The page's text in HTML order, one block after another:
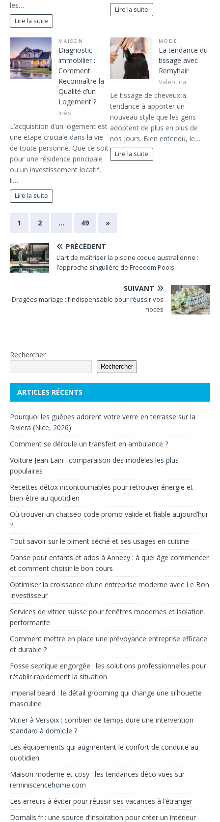
les…
Lire la suite
Lire la suite
MAISON
Diagnostic
immobilier :
Comment
Reconnaître la
Qualité d’un
Logement ?
Inès
L’acquisition d’un logement est
une étape cruciale dans la vie
de toute personne. Que ce soit
pour une résidence principale
ou un investissement locatif,
il…
Lire la suite
MODE
La tendance du
tissage avec
Remyhair
Valentina
Le tissage de cheveux a
tendance à apporter un
nouveau style que les gens
adoptent de plus en plus de
nos jours. Bien entendu, le…
Lire la suite
1 2 … 49 »
PRÉCÉDENT
L’art de maîtriser la piscine coque australienne :
l’approche singulière de Freedom Pools
SUIVANT
Dragées mariage : l’indispensable pour réussir vos
noces
Rechercher
Rechercher
ARTICLES RÉCENTS
Pourquoi les guêpes adorent votre verre en terrasse sur la
Riviera (Nice, 2026)
Comment se déroule un transfert en ambulance ?
Voiture Jean Lain : comparaison des modèles les plus
populaires
Recettes détox incontournables pour retrouver énergie et
bien-être au quotidien
Où trouver un chatseo code promo valide et fiable aujourd’hui
?
Tout savoir sur le piment séché et ses usages en cuisine
Danse pour enfants et ados à Annecy : à quel âge commencer
et comment choisir le bon cours
Optimiser la croissance d’une entreprise moderne avec Le Bon
Investisseur
Services de vitrier suisse pour fenêtres modernes et isolation
performante
Comment mettre en place une prévoyance entreprise efficace
et durable ?
Fosse septique engorgée : les solutions professionnelles pour
rétablir rapidement la situation
Imperial beard : le détail grooming qui change une silhouette
masculine
Vitrier à Versoix : combien de temps dure une intervention
standard à domicile ?
Les équipements qui augmentent le confort de conduite au
quotidien
Maison moderne et cosy : les tendances déco vues sur
reminiscencehome.com
Les erreurs à éviter pour réussir ses vacances à l’étranger
Domalis.fr : une source d’inspiration pour créer un intérieur